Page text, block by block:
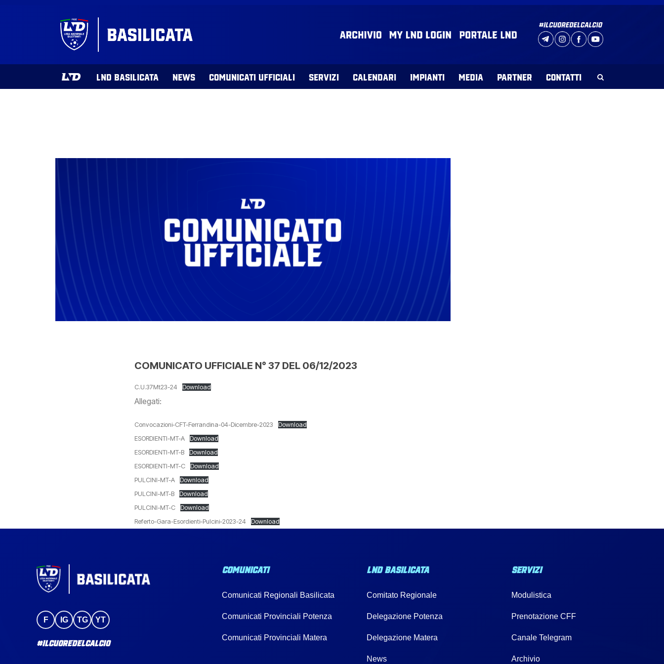
LND BASILICATA NEWS COMUNICATI UFFICIALI SERVIZI CALENDARI IMPIANTI MEDIA PARTNER CONTATTI
COMUNICATO UFFICIALE N° 37 DEL 06/12/2023
C.U.37Mt23-24 Download
Allegati:
Convocazioni-CFT-Ferrandina-04-Dicembre-2023
Download
ESORDIENTI-MT-A
Download
ESORDIENTI-MT-B
Download
ESORDIENTI-MT-C
Download
PULCINI-MT-A
Download
PULCINI-MT-B
Download
PULCINI-MT-C
Download
Referto-Gara-Esordienti-Pulcini-2023-24
Download
F IG TG YT
#IlCuoreDelCalcio
COMUNICATI
Comunicati Regionali Basilicata
Comunicati Provinciali Potenza
Comunicati Provinciali Matera
LND BASILICATA
Comitato Regionale
Delegazione Potenza
Delegazione Matera
News
SERVIZI
Modulistica
Prenotazione CFF
Canale Telegram
Archivio